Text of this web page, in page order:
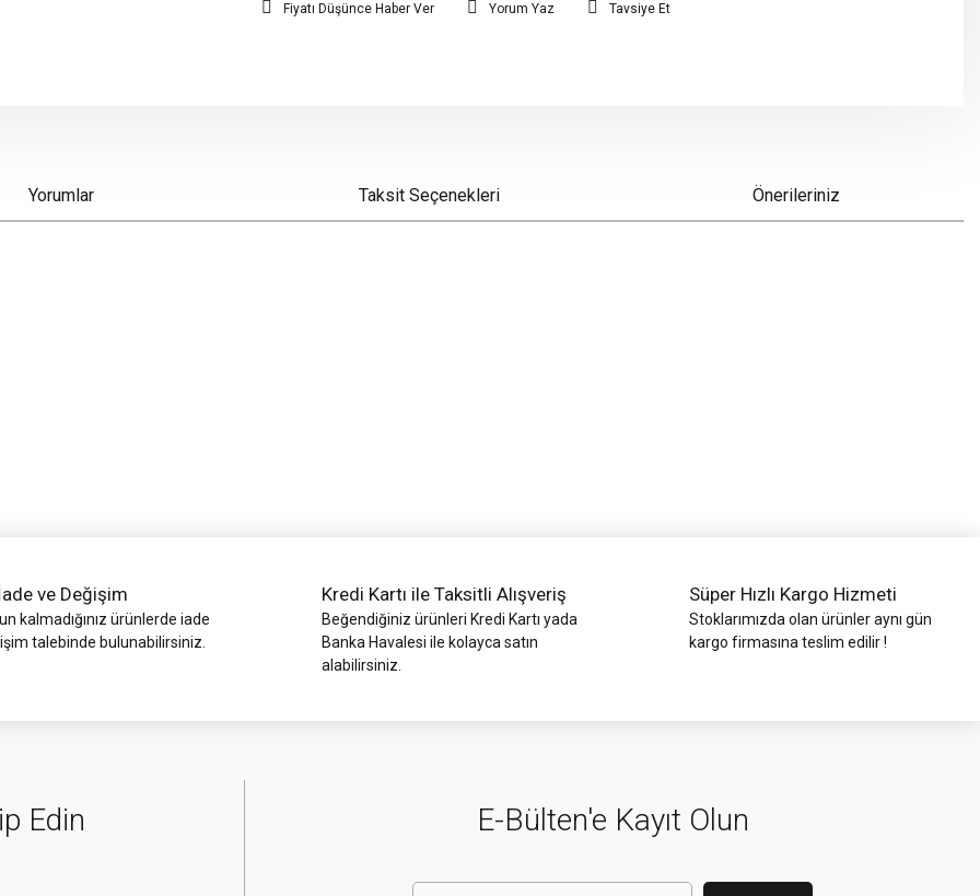
Fiyatı Düşünce Haber Ver Yorum Yaz Tavsiye Et
Yorumlar Taksit Seçenekleri Önerileriniz
ve Değişim
kalmadığınız ürünlerde iade
talebinde bulunabilirsiniz.
Kredi Kartı ile Taksitli Alışveriş
Beğendiğiniz ürünleri Kredi Kartı yada
Banka Havalesi ile kolayca satın
alabilirsiniz.
Süper Hızlı Kargo Hizmeti
Stoklarımızda olan ürünler aynı gün
kargo firmasına teslim edilir !
Edin E-Bülten'e Kayıt Olun